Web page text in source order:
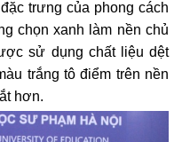
trưng của phong cách
chọn xanh làm nền chủ
sử dụng chất liệu dệt
trắng tô điểm trên nền
hơn.